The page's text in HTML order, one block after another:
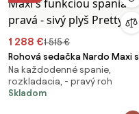
1 288 €1 515 €
Rohová sedačka Nardo Maxi s
funkciou spania pravá - sivý
plyš Pretty 17
Na každodenné spanie,
rozkladacia, - pravý roh
Skladom